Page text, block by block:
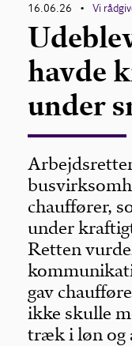
16.06.26 • Vi
havde
under
chauffører,
under
Retten
gav
ikke skulle
træk i løn og